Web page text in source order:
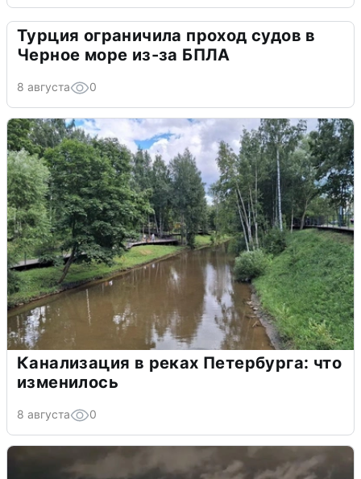
Турция ограничила проход судов в
Черное море из-за БПЛА
8 августа 0
Канализация в реках Петербурга: что
изменилось
8 августа 0